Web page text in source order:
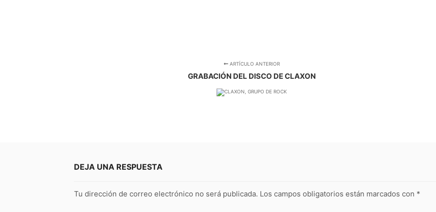
ARTÍCULO ANTERIOR
GRABACIÓN DEL DISCO DE CLAXON
DEJA UNA RESPUESTA
Tu dirección de correo electrónico no será publicada. Los campos obligatorios están marcados con *